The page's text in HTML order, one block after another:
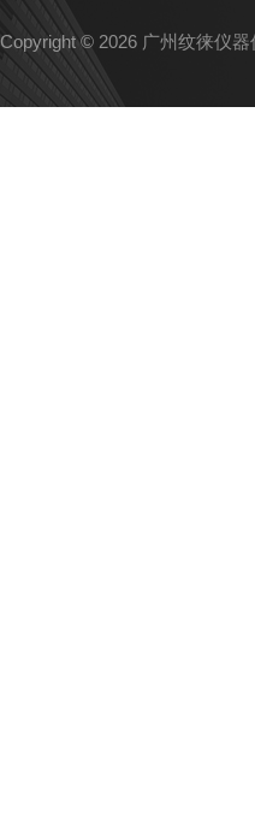
Copyright © 2026 广州纹徕仪